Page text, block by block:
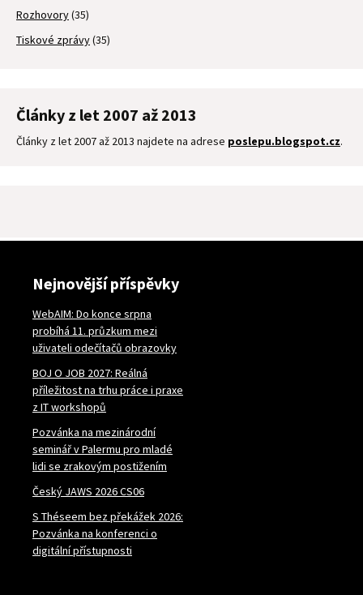
Rozhovory(35)
Tiskové zprávy(35)
Články z let 2007 až 2013
Články z let 2007 až 2013 najdete na adrese poslepu.blogspot.cz.
Nejnovější příspěvky
WebAIM: Do konce srpna
probíhá 11. průzkum mezi
uživateli odečítačů obrazovky
BOJ O JOB 2027: Reálná
příležitost na trhu práce i praxe
z IT workshopů
Pozvánka na mezinárodní
seminář v Palermu pro mladé
lidi se zrakovým postižením
Český JAWS 2026 CS06
S Théseem bez překážek 2026:
Pozvánka na konferenci o
digitální přístupnosti